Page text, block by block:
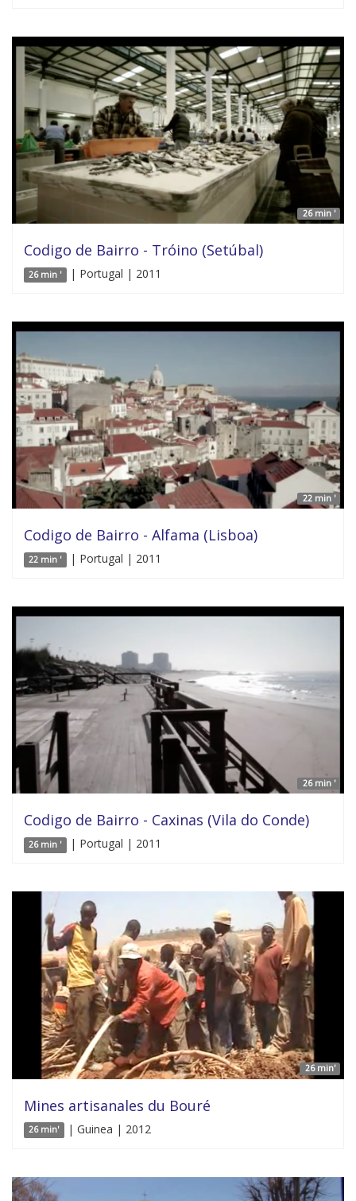
26 min '
Codigo de Bairro - Tróino (Setúbal)
26 min ' | Portugal | 2011
22 min '
Codigo de Bairro - Alfama (Lisboa)
22 min ' | Portugal | 2011
26 min '
Codigo de Bairro - Caxinas (Vila do Conde)
26 min ' | Portugal | 2011
26 min'
Mines artisanales du Bouré
26 min' | Guinea | 2012